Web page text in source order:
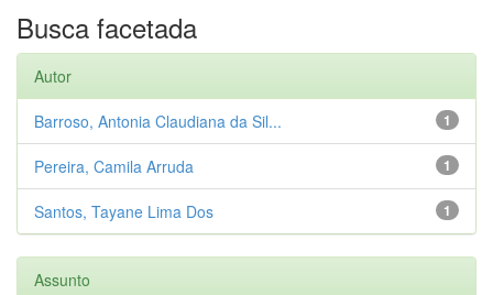
Busca facetada
Autor
1
Barroso, Antonia Claudiana da Sil...
1
Pereira, Camila Arruda
1
Santos, Tayane Lima Dos
Assunto